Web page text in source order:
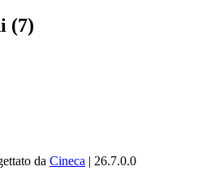
(7)
da Cineca | 26.7.0.0